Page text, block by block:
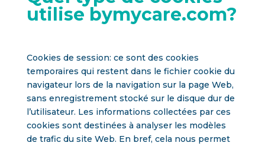
utilise bymycare.com?
Cookies de session: ce sont des cookies
temporaires qui restent dans le fichier cookie du
navigateur lors de la navigation sur la page Web,
sans enregistrement stocké sur le disque dur de
l’utilisateur. Les informations collectées par ces
cookies sont destinées à analyser les modèles
de trafic du site Web. En bref, cela nous permet